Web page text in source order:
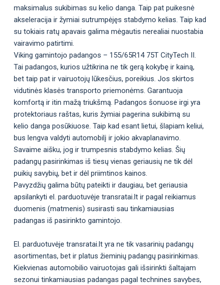
maksimalus sukibimas su kelio danga. Taip pat puikesnė
akseleracija ir žymiai sutrumpėjęs stabdymo kelias. Taip kad
su tokiais ratų apavais galima mėgautis nerealiai nuostabia
vairavimo patirtimi.
Viking gamintojo padangos – 155/65R14 75T CityTech II.
Tai padangos, kurios užtikrina ne tik gerą kokybę ir kainą,
bet taip pat ir vairuotojų lūkesčius, poreikius. Jos skirtos
vidutinės klasės transporto priemonėms. Garantuoja
komfortą ir itin mažą triukšmą. Padangos šonuose irgi yra
protektoriaus raštas, kuris žymiai pagerina sukibimą su
kelio danga posūkiuose. Taip kad esant lietui, šlapiam keliui,
bus lengva valdyti automobilį ir jokio akvaplanavimo.
Savaime aišku, jog ir trumpesnis stabdymo kelias. Šių
padangų pasirinkimas iš tiesų vienas geriausių ne tik dėl
puikių savybių, bet ir dėl priimtinos kainos.
Pavyzdžių galima būtų pateikti ir daugiau, bet geriausia
apsilankyti el. parduotuvėje transratai.lt ir pagal reikiamus
duomenis (matmenis) susirasti sau tinkamiausias
padangas iš pasirinkto gamintojo.
El. parduotuvėje transratai.lt yra ne tik vasarinių padangų
asortimentas, bet ir platus žieminių padangų pasirinkimas.
Kiekvienas automobilio vairuotojas gali išsirinkti šaltajam
sezonui tinkamiausias padangas pagal technines savybes,